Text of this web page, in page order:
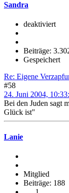
Sandra
deaktiviert
Beiträge:
Gespeichert
Re: Eigene
#58
24. Juni 2004,
Bei den Juden sagt
Glück ist"
Lanie
Mitglied
Beiträge: 188